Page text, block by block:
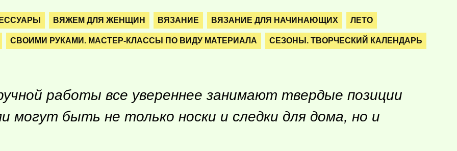
ВЯЖЕМ ДЛЯ ЖЕНЩИН ВЯЗАНИЕ ВЯЗАНИЕ ДЛЯ НАЧИНАЮЩИХ ЛЕТО
СВОИМИ РУКАМИ. МАСТЕР-КЛАССЫ ПО ВИДУ МАТЕРИАЛА СЕЗОНЫ. ТВОРЧЕСКИЙ КАЛЕНДАРЬ
работы все увереннее занимают твердые позиции
могут быть не только носки и следки для дома, но и